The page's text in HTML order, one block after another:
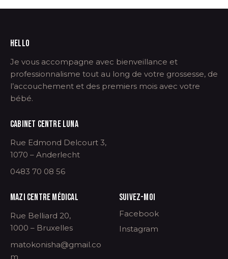
HELLO
Je vous accompagne avec bienveillance et
professionnalisme tout au long de votre grossesse, de
l’accouchement et des premiers mois avec votre
bébé.
CABINET CENTRE LUNA
Rue Edmond Delcourt 3,
1070 – Anderlecht
0483 70 08 56
MAZI CENTRE MÉDICAL
Rue Belliard 20,
1000 – Bruxelles
matokonisha@gmail.co
m
SUIVEZ-MOI
Facebook
Instagram